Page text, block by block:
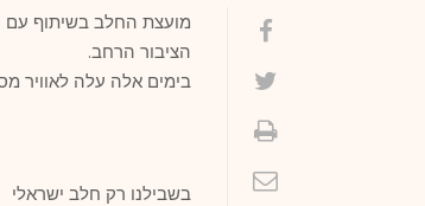
מועצת החלב בשיתוף עם
הציבור הרחב.
בימים אלה עלה לאוויר
בשבילנו רק חלב ישראלי